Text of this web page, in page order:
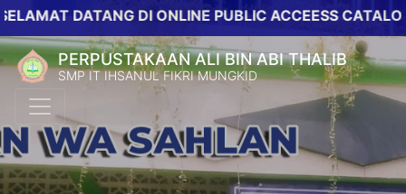
DATANG DI ONLINE PUBLIC ACCEESS CATALOG
PERPUSTAKAAN ALI BIN ABI THALIB
SMP IT IHSANUL FIKRI MUNGKID